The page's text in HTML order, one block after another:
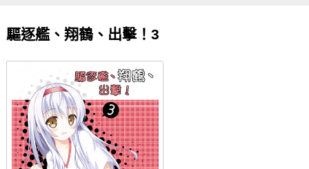
會員功能選單
註冊會員
登入
驅逐艦、翔鶴、出擊！3